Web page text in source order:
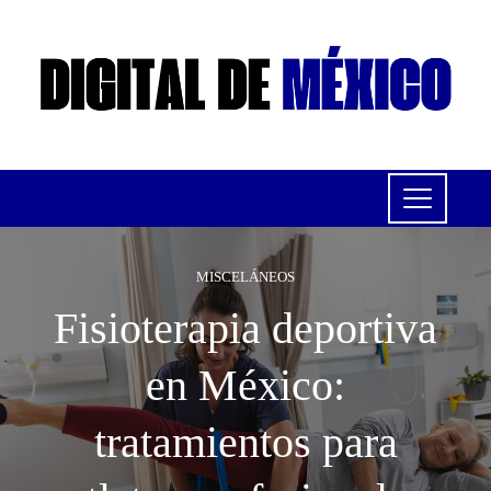
MISCELÁNEOS
Fisioterapia deportiva
en México:
tratamientos para